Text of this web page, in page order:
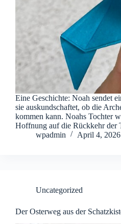
Eine Geschichte: Noah sendet
sie auskundschaftet, ob die
kommen kann. Noahs Tochter
Hoffnung auf die Rückkehr der
wpadmin
April 4, 2026
Uncategorized
Der Osterweg aus der